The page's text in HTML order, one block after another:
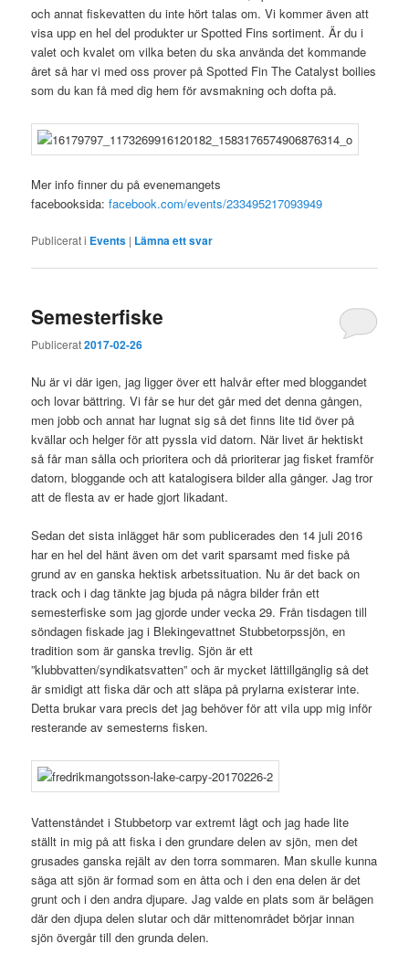
och annat fiskevatten du inte hört talas om. Vi kommer även att
visa upp en hel del produkter ur Spotted Fins sortiment. Är du i
valet och kvalet om vilka beten du ska använda det kommande
året så har vi med oss prover på Spotted Fin The Catalyst boilies
som du kan få med dig hem för avsmakning och dofta på.
Mer info finner du på evenemangets
facebooksida:facebook.com/events/233495217093949
Publicerat i Events | Lämna ett svar
Semesterfiske
Publicerat2017-02-26
Nu är vi där igen, jag ligger över ett halvår efter med bloggandet
och lovar bättring. Vi får se hur det går med det denna gången,
men jobb och annat har lugnat sig så det finns lite tid över på
kvällar och helger för att pyssla vid datorn. När livet är hektiskt
så får man sålla och prioritera och då prioriterar jag fisket framför
datorn, bloggande och att katalogisera bilder alla gånger. Jag tror
att de flesta av er hade gjort likadant.
Sedan det sista inlägget här som publicerades den 14 juli 2016
har en hel del hänt även om det varit sparsamt med fiske på
grund av en ganska hektisk arbetssituation. Nu är det back on
track och i dag tänkte jag bjuda på några bilder från ett
semesterfiske som jag gjorde under vecka 29. Från tisdagen till
söndagen fiskade jag i Blekingevattnet Stubbetorpssjön, en
tradition som är ganska trevlig. Sjön är ett
”klubbvatten/syndikatsvatten” och är mycket lättillgänglig så det
är smidigt att fiska där och att släpa på prylarna existerar inte.
Detta brukar vara precis det jag behöver för att vila upp mig inför
resterande av semesterns fisken.
Vattenståndet i Stubbetorp var extremt lågt och jag hade lite
ställt in mig på att fiska i den grundare delen av sjön, men det
grusades ganska rejält av den torra sommaren. Man skulle kunna
säga att sjön är formad som en åtta och i den ena delen är det
grunt och i den andra djupare. Jag valde en plats som är belägen
där den djupa delen slutar och där mittenområdet börjar innan
sjön övergår till den grunda delen.